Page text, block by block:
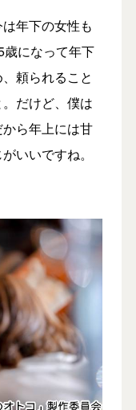
年下の女性も
になって年下
頼られること
だけど、僕は
ら年上には甘
いいですね。